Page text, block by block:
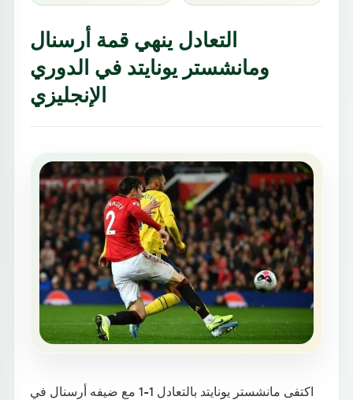
التعادل ينهي قمة أرسنال
ومانشستر يونايتد في الدوري
الإنجليزي
اكتفى مانشستر يونايتد بالتعادل 1-1 مع ضيفه أرسنال في